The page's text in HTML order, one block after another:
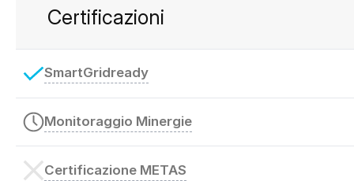
Certificazioni
SmartGridready
Monitoraggio Minergie
Certificazione METAS